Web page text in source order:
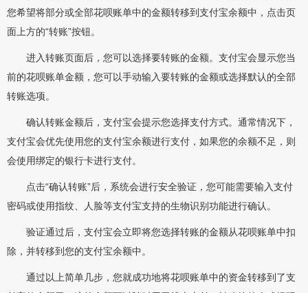
您希望将部分或全部花呗账单中的金额转移到支付宝余额中，点击页
面上方的“转账”按钮。
进入转账页面后，您可以选择要转账的金额。支付宝会显示您当
前的花呗账单金额，您可以手动输入要转账的金额或选择默认的全部
转账选项。
确认转账金额后，支付宝会提示您选择支付方式。通常情况下，
支付宝会优先使用您的支付宝余额进行支付，如果您的余额不足，则
会使用绑定的银行卡进行支付。
点击“确认转账”后，系统会进行安全验证，您可能需要输入支付
密码或使用指纹、人脸等支付宝支持的生物识别功能进行确认。
验证通过后，支付宝会立即将您选择转账的金额从花呗账单中扣
除，并转移到您的支付宝余额中。
通过以上简单几步，您就成功地将花呗账单中的资金转移到了支